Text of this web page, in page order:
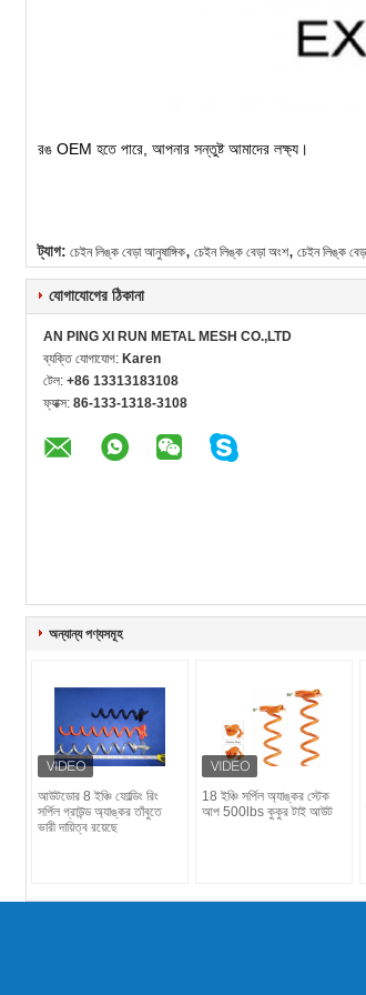
রঙ OEM হতে পারে, আপনার সন্তুষ্ট আমাদের লক্ষ্য।
ট্যাগ: চেইন লিঙ্ক বেড়া আনুষাঙ্গিক, চেইন লিঙ্ক বেড়া অংশ, চেইন লিঙ্ক
যোগাযোগের ঠিকানা
AN PING XI RUN METAL MESH CO.,LTD
ব্যক্তি যোগাযোগ: Karen
টেল: +86 13313183108
ফ্যাক্স: 86-133-1318-3108
অন্যান্য পণ্যসমূহ
আউটডোর 8 ইঞ্চি ফোল্ডিং রিং
সর্পিল গ্রাউন্ড অ্যাঙ্কর তাঁবুতে
ভারী দায়িত্ব রয়েছে
18 ইঞ্চি সর্পিল অ্যাঙ্কর স্টেক
আপ 500lbs কুকুর টাই আউট